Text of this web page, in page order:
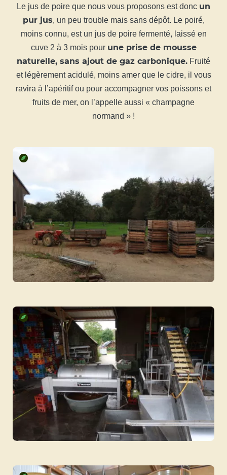
Le jus de poire que nous vous proposons est donc un
pur jus, un peu trouble mais sans dépôt. Le poiré,
moins connu, est un jus de poire fermenté, laissé en
cuve 2 à 3 mois pour une prise de mousse
naturelle, sans ajout de gaz carbonique. Fruité
et légèrement acidulé, moins amer que le cidre, il vous
ravira à l’apéritif ou pour accompagner vos poissons et
fruits de mer, on l’appelle aussi « champagne
normand » !